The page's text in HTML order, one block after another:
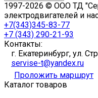
1997-2026 © ООО ТД
электродвигателей и
+7(343)345-83-77
+7 (343) 290-21-93
Контакты:
г. Екатеринбург, ул.
servise-t@yandex.ru
Проложить маршрут
Каталог товаров